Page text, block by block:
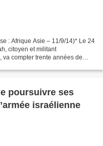
: Afrique Asie – 11/9/14)* Le 24
citoyen et militant
compter trente années de
poursuivre ses
israélienne